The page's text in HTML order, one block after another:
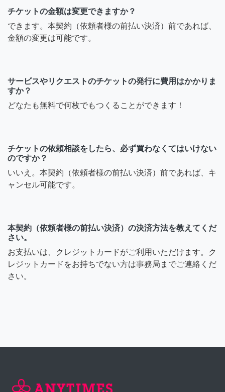
チケットの金額は変更できますか？
できます。本契約（依頼者様の前払い決済）前であれば、
金額の変更は可能です。
サービスやリクエストのチケットの発行に費用はかかりま
すか？
どなたも無料で何枚でもつくることができます！
チケットの依頼相談をしたら、必ず買わなくてはいけない
のですか？
いいえ。本契約（依頼者様の前払い決済）前であれば、キ
ャンセル可能です。
本契約（依頼者様の前払い決済）の決済方法を教えてくだ
さい。
お支払いは、クレジットカードがご利用いただけます。ク
レジットカードをお持ちでない方は事務局までご連絡くだ
さい。